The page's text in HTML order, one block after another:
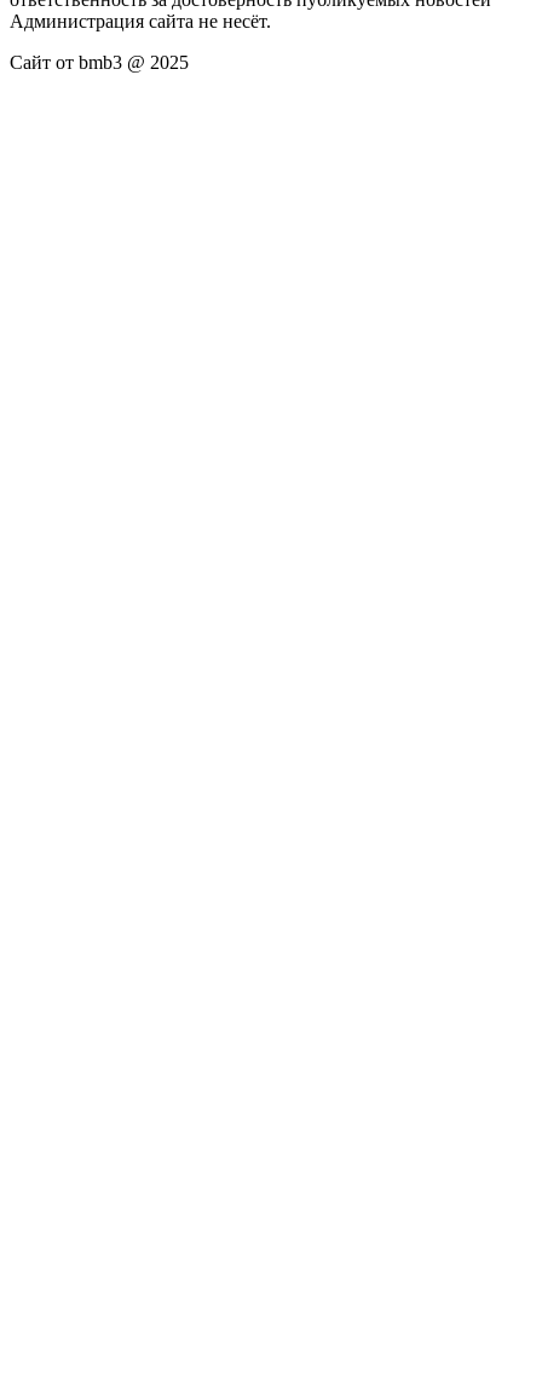
Администрация сайта не несёт.
Сайт от bmb3 @ 2025